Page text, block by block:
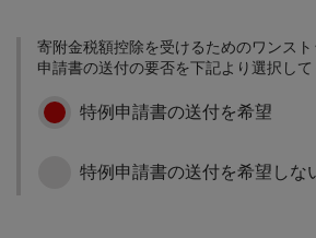
結婚・出産
支援、学校
寄附金税額控除を受けるためのワンス
申請書の送付の要否を下記より選択して
特例申請書の送付を希望
特例申請書の送付を希望しな